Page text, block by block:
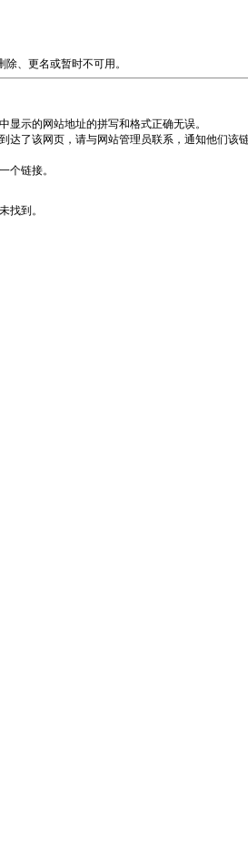
、更名或暂时不可用。
显示的网站地址的拼写和格式正确无误。
达了该网页，请与网站管理员联系，通知他们该
个链接。
找到。